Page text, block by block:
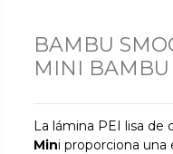
BAMBU
MINI BAMBU
La lámina PEI lisa de
Mini proporciona una